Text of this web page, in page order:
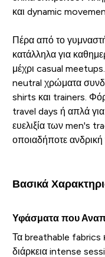
και dynamic
Πέρα από το
κατάλληλα για
μέχρι casual
neutral χρώματα
shirts και trainers.
travel days ή απλά
ευελιξία των men's
οποιαδήποτε ανδρική
Βασικά
Υφάσματα που
Τα breathable fabrics
διάρκεια intense